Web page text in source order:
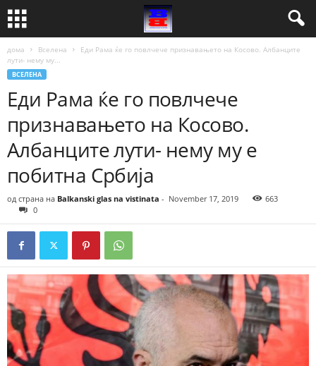
дома Вселена
Еди Рама ќе го повлчече признавањето на Косово. Албанците
лути- нему му...
ВСЕЛЕНА
Еди Рама ќе го повлчече
признавањето на Косово.
Албанците лути- нему му е
побитна Србија
од страна на Balkanski glas na vistinata - November 17, 2019
663
0